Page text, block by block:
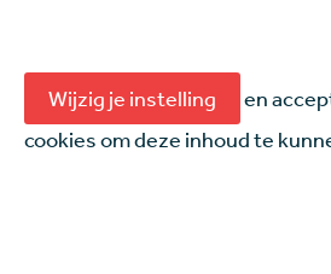
Wijzig je instelling
en
cookies om deze inhoud te